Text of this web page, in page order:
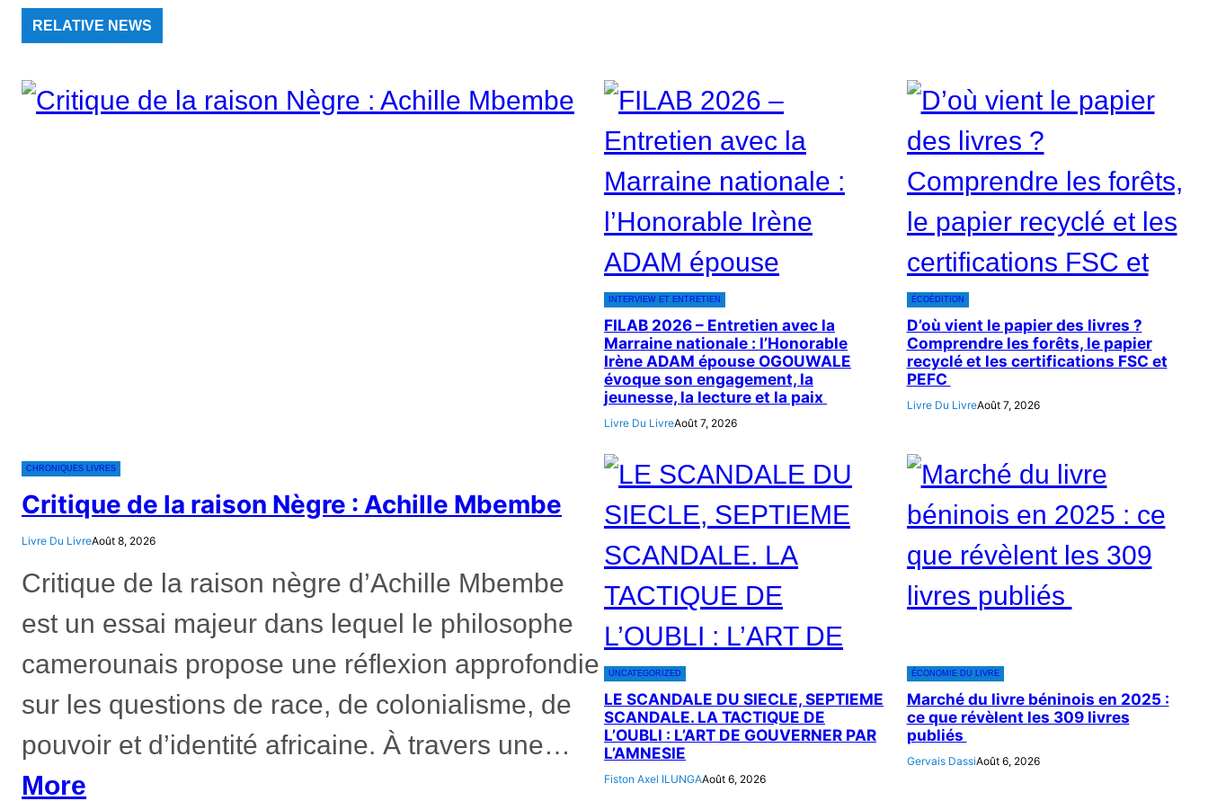
RELATIVE NEWS
CHRONIQUES LIVRES
Critique de la raison Nègre : Achille Mbembe
Livre Du LivreAoût 8, 2026
Critique de la raison nègre d’Achille Mbembe
est un essai majeur dans lequel le philosophe
camerounais propose une réflexion approfondie
sur les questions de race, de colonialisme, de
pouvoir et d’identité africaine. À travers une…
More
INTERVIEW ET ENTRETIEN
FILAB 2026 – Entretien avec la
Marraine nationale : l’Honorable
Irène ADAM épouse OGOUWALE
évoque son engagement, la
jeunesse, la lecture et la paix
Livre Du LivreAoût 7, 2026
ÉCOÉDITION
D’où vient le papier des livres ?
Comprendre les forêts, le papier
recyclé et les certifications FSC et
PEFC
Livre Du LivreAoût 7, 2026
UNCATEGORIZED
LE SCANDALE DU SIECLE, SEPTIEME
SCANDALE. LA TACTIQUE DE
L’OUBLI : L’ART DE GOUVERNER PAR
L’AMNESIE
Fiston Axel ILUNGAAoût 6, 2026
ÉCONOMIE DU LIVRE
Marché du livre béninois en 2025 :
ce que révèlent les 309 livres
publiés
Gervais DassiAoût 6, 2026